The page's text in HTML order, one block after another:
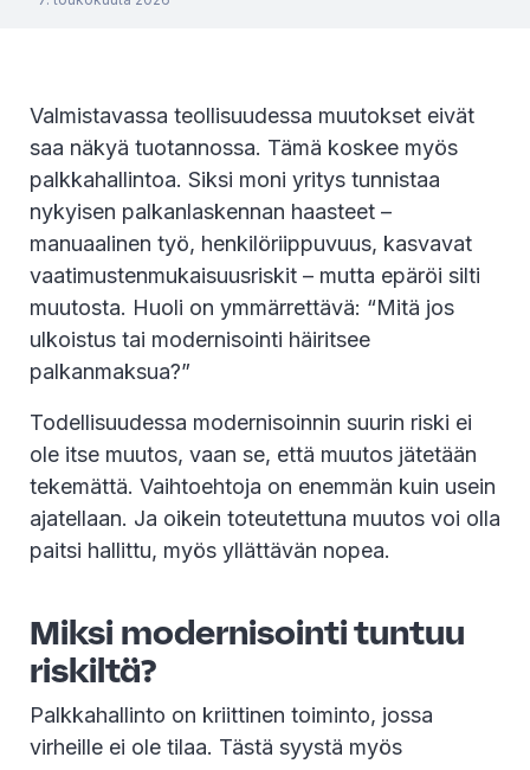
Valmistavassa teollisuudessa muutokset eivät
saa näkyä tuotannossa. Tämä koskee myös
palkkahallintoa. Siksi moni yritys tunnistaa
nykyisen palkanlaskennan haasteet –
manuaalinen työ, henkilöriippuvuus, kasvavat
vaatimustenmukaisuusriskit – mutta epäröi silti
muutosta. Huoli on ymmärrettävä: “Mitä jos
ulkoistus tai modernisointi häiritsee
palkanmaksua?”
Todellisuudessa modernisoinnin suurin riski ei
ole itse muutos, vaan se, että muutos jätetään
tekemättä. Vaihtoehtoja on enemmän kuin usein
ajatellaan. Ja oikein toteutettuna muutos voi olla
paitsi hallittu, myös yllättävän nopea.
Miksi modernisointi tuntuu
riskiltä?
Palkkahallinto on kriittinen toiminto, jossa
virheille ei ole tilaa. Tästä syystä myös